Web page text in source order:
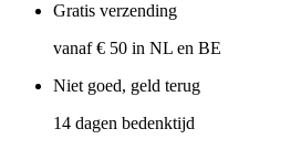
Gratis verzending
vanaf € 50 in NL en BE
Niet goed, geld terug
14 dagen bedenktijd